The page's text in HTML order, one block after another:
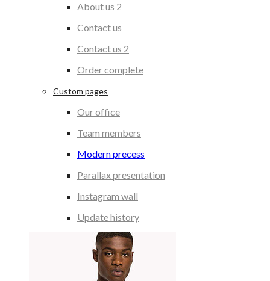
About us 2
Contact us
Contact us 2
Order complete
Custom pages
Our office
Team members
Modern precess
Parallax presentation
Instagram wall
Update history